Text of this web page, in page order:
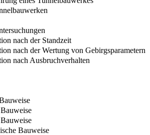
nach der Standzeit
nach der Wertung von Gebirgsparametern
nach Ausbruchverhalten
Bauweise